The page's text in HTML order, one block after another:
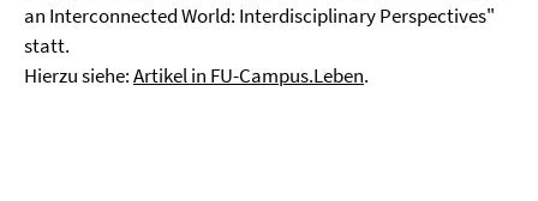
an Interconnected World: Interdisciplinary Perspectives"
statt.
Hierzu siehe:Artikel in FU-Campus.Leben.